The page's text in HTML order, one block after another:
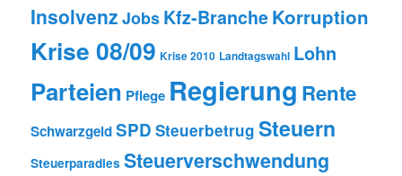
Insolvenz Jobs Kfz-BrancheKorruption
Krise 08/09 Krise 2010 Landtagswahl Lohn
Parteien Pflege Regierung Rente
SchwarzgeldSPD Steuerbetrug Steuern
Steuerparadies Steuerverschwendung